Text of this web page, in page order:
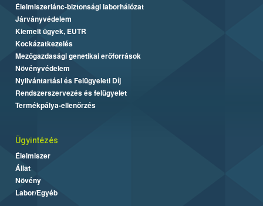
Élelmiszerlánc-biztonsági laborhálózat
Járványvédelem
Kiemelt ügyek, EUTR
Kockázatkezelés
Mezőgazdasági genetikai erőforrások
Növényvédelem
Nyilvántartási és Felügyeleti Díj
Rendszerszervezés és felügyelet
Termékpálya-ellenőrzés
Ügyintézés
Élelmiszer
Állat
Növény
Labor/Egyéb